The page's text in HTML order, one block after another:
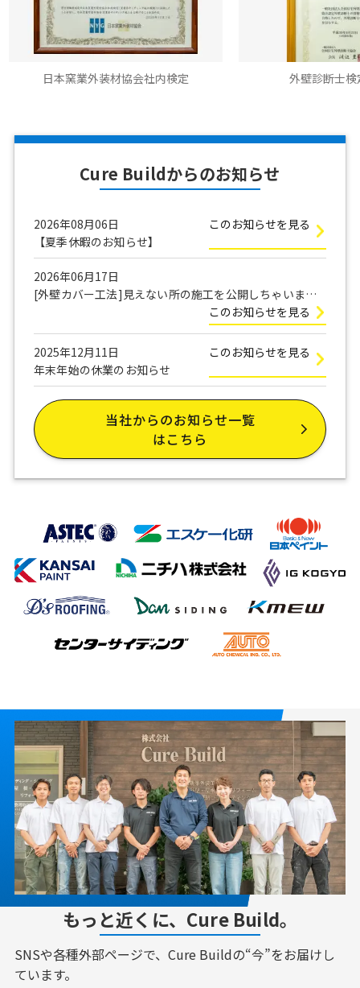
窯業外装材協会社内検定 外壁診断士検定合格書
Cure Buildからのお知らせ
2026年08月06日
【夏季休暇のお知らせ】
このお知らせを見る
2026年06月17日
[外壁カバー工法]見えない所の施工を公開しちゃいま
このお知らせを見る
2025年12月11日
年末年始の休業のお知らせ
このお知らせを見る
当社からのお知らせ一覧
はこちら
もっと近くに、Cure Build。
SNSや各種外部ページで、Cure Buildの“今”をお届けし
ています。